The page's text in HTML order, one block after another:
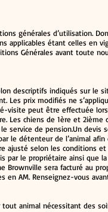
générales d’utilisation.
applicables étant celles en
Générales avant toute
descriptifs indiqués sur le
Les prix modifiés ne
visite peut être effectuée
Les chiens de 1ère et 2ième
service de pension.Un devis
le détenteur de l’animal afin
ajusté selon les conditions
par le propriétaire ainsi que
sera facturé au
AM. Renseignez-vous
animal nécessitant des